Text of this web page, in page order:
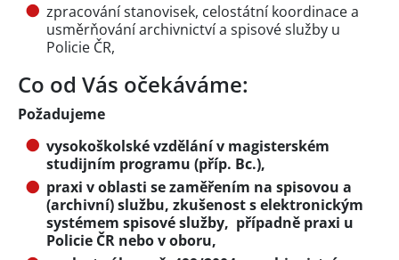
zpracování stanovisek, celostátní koordinace a
usměrňování archivnictví a spisové služby u
Policie ČR,
Co od Vás očekáváme:
Požadujeme
vysokoškolské vzdělání v magisterském
studijním programu (příp. Bc.),
praxi v oblasti se zaměřením na spisovou a
(archivní) službu, zkušenost s elektronickým
systémem spisové služby, případně praxi u
Policie ČR nebo v oboru,